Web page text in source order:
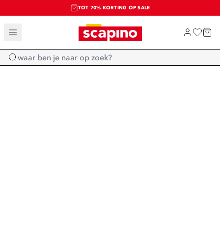
TOT 70% KORTING OP SALE
SALE: LAATSTE KANS!
SHOP NIEUW
Home